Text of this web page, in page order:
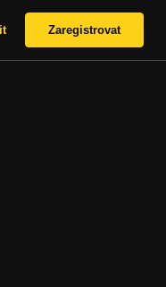
Zaregistrovat